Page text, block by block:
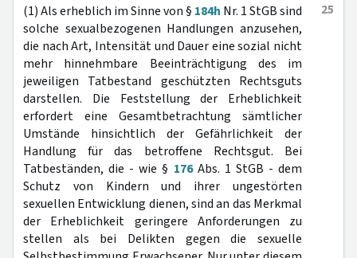
25
(1) Als erheblich im Sinne von § 184h Nr. 1 StGB sind
solche sexualbezogenen Handlungen anzusehen,
die nach Art, Intensität und Dauer eine sozial nicht
mehr hinnehmbare Beeinträchtigung des im
jeweiligen Tatbestand geschützten Rechtsguts
darstellen. Die Feststellung der Erheblichkeit
erfordert eine Gesamtbetrachtung sämtlicher
Umstände hinsichtlich der Gefährlichkeit der
Handlung für das betroffene Rechtsgut. Bei
Tatbeständen, die - wie § 176Abs. 1 StGB - dem
Schutz von Kindern und ihrer ungestörten
sexuellen Entwicklung dienen, sind an das Merkmal
der Erheblichkeit geringere Anforderungen zu
stellen als bei Delikten gegen die sexuelle